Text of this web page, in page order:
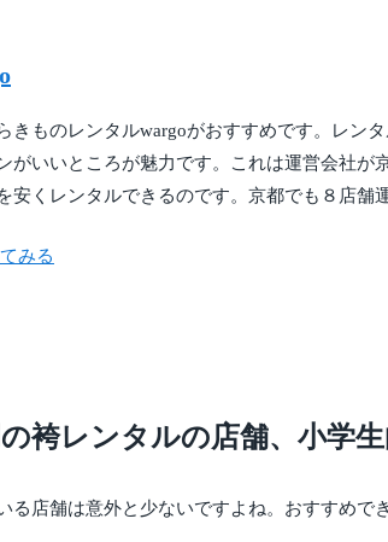
きものレンタルwargoがおすすめです。レン
がいいところが魅力です。これは運営会社
安くレンタルできるのです。京都でも８店
みる
袴レンタルの店舗、小学
る店舗は意外と少ないですよね。おすすめで